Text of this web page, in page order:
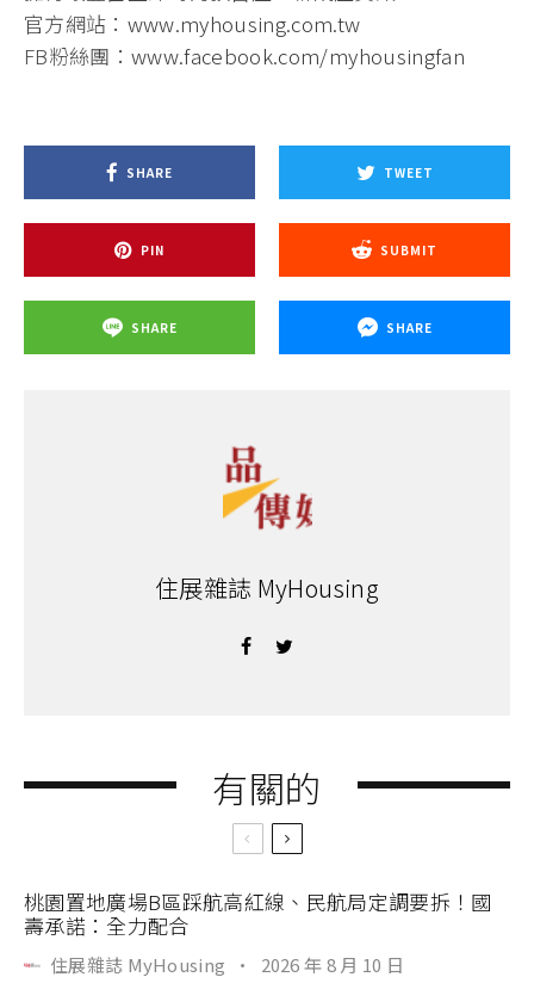
官方網站： www.myhousing.com.tw
FB粉絲團：www.facebook.com/myhousingfan
SHARE TWEET
PIN SUBMIT
SHARE SHARE
住展雜誌 MyHousing
有關的
桃園置地廣場B區踩航高紅線、民航局定調要拆！國
壽承諾：全力配合
住展雜誌 MyHousing · 2026 年 8 月 10 日